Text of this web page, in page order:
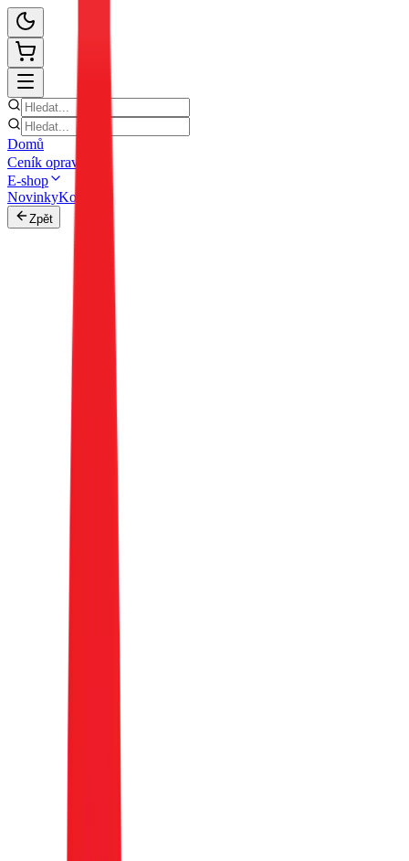
Domů
Ceník oprav
E-shop
NovinkyKontakt
Zpět